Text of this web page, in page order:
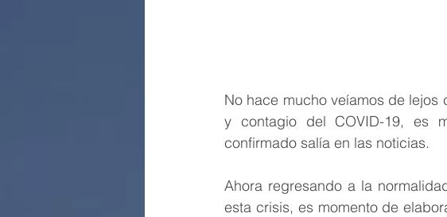
No hace mucho veíamos de
y contagio del COVID-19, es
confirmado salía en las noticias.
Ahora regresando a la
esta crisis, es momento de